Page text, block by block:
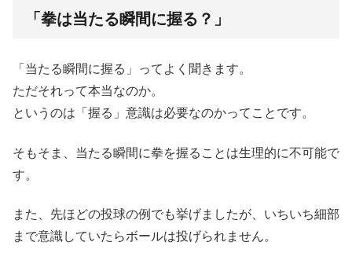
「拳は当たる瞬間に握る？」
「当たる瞬間に握る」ってよく聞きます。
ただそれって本当なのか。
というのは「握る」意識は必要なのかってことです。
そもそま、当たる瞬間に拳を握ることは生理的に不可能で
す。
また、先ほどの投球の例でも挙げましたが、いちいち細部
まで意識していたらボールは投げられません。